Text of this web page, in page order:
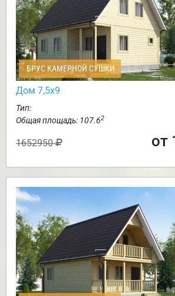
БРУС КАМЕРНОЙ СУШКИ
Дом 7,5х9
Тип:
Общая площадь: 107.62
1652950 от